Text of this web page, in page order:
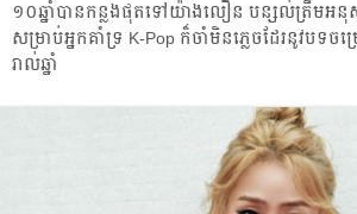
១០​ឆ្នាំ​បាន​កន្លងផុតទៅយ៉ាង​លឿន​ បន្សល់​ត្រឹមអនុស្ស
សម្រាប់អ្នក​គាំទ្រ​ K-Pop ក៏​ចាំ​មិនភ្លេច​ដែរ​នូវ​បទ
រាល់ឆ្នាំ